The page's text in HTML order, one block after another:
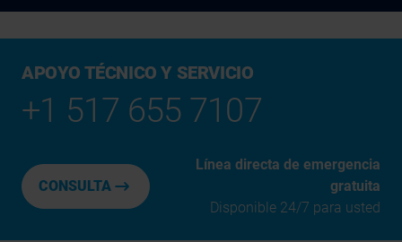
APOYO TÉCNICO Y SERVICIO
+1 517 655 7107
CONSULTA
Línea directa de emergencia
gratuita
Disponible 24/7 para usted